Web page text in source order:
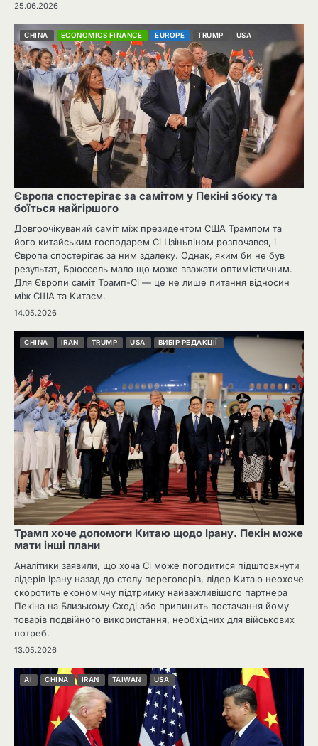
25.06.2026
CHINA ECONOMICS FINANCE EUROPE TRUMP USA
Європа спостерігає за самітом у Пекіні збоку та
боїться найгіршого
Довгоочікуваний саміт між президентом США Трампом та
його китайським господарем Сі Цзіньпіном розпочався, і
Європа спостерігає за ним здалеку. Однак, яким би не був
результат, Брюссель мало що може вважати оптимістичним.
Для Європи саміт Трамп-Сі — це не лише питання відносин
між США та Китаєм.
14.05.2026
CHINA IRAN TRUMP USA ВИБІР РЕДАКЦІЇ
Трамп хоче допомоги Китаю щодо Ірану. Пекін може
мати інші плани
Аналітики заявили, що хоча Сі може погодитися підштовхнути
лідерів Ірану назад до столу переговорів, лідер Китаю неохоче
скоротить економічну підтримку найважливішого партнера
Пекіна на Близькому Сході або припинить постачання йому
товарів подвійного використання, необхідних для військових
потреб.
13.05.2026
AI CHINA IRAN TAIWAN USA